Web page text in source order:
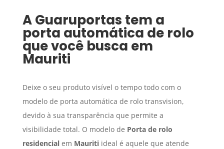
A Guaruportas tem a
porta automática de rolo
que você busca em
Mauriti
Deixe o seu produto visível o tempo todo com o
modelo de porta automática de rolo transvision,
devido à sua transparência que permite a
visibilidade total. O modelo de Porta de rolo
residencialem Mauritiideal é aquele que atende